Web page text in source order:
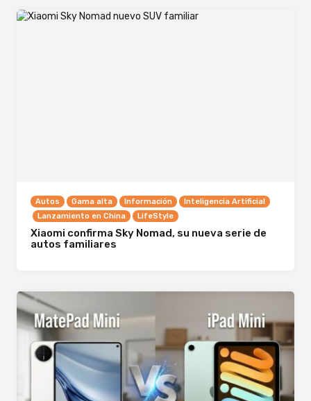
Autos Gama alta Información
Inteligencia Artificial
Lanzamiento en China
LifeStyle
Xiaomi confirma Sky Nomad, su nueva serie de
autos familiares